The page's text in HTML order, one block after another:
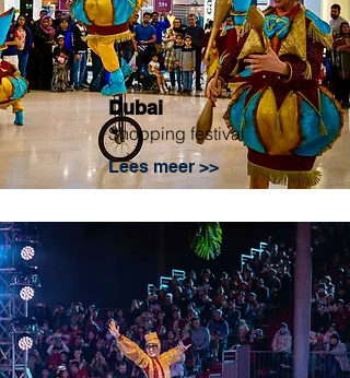
Dubai
Shopping festival
Lees meer >>